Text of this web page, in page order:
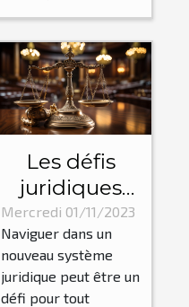
Les défis
juridiques
pour les
étrangers en
France
Mercredi 01/11/2023
Naviguer dans un
nouveau système
juridique peut être un
défi pour tout